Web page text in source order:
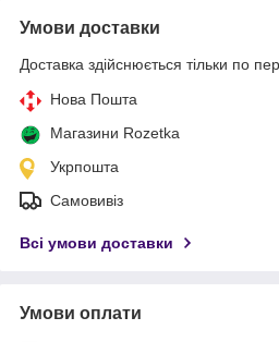
Умови доставки
Доставка здійснюється тільки по
Нова Пошта
Магазини Rozetka
Укрпошта
Самовивіз
Всі умови доставки
Умови оплати